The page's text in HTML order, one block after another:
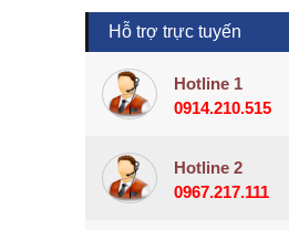
Hỗ trợ trực tuyến
Hotline 1
0914.210.515
Hotline 2
0967.217.111